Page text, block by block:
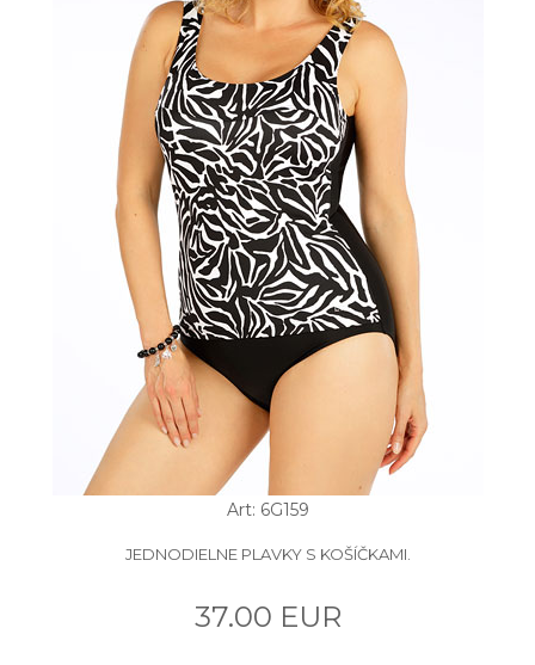
Art: 6G159
JEDNODIELNE PLAVKY S KOŠÍČKAMI.
37.00 EUR